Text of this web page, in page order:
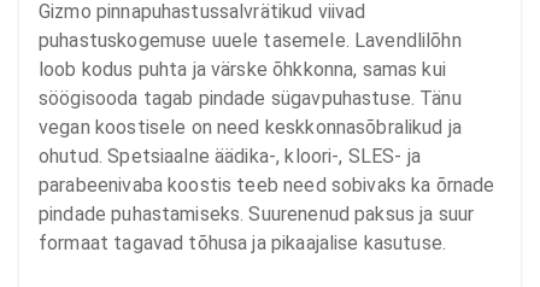
Gizmo pinnapuhastussalvrätikud viivad
puhastuskogemuse uuele tasemele. Lavendlilõhn
loob kodus puhta ja värske õhkkonna, samas kui
söögisooda tagab pindade sügavpuhastuse. Tänu
vegan koostisele on need keskkonnasõbralikud ja
ohutud. Spetsiaalne äädika-, kloori-, SLES- ja
parabeenivaba koostis teeb need sobivaks ka õrnade
pindade puhastamiseks. Suurenenud paksus ja suur
formaat tagavad tõhusa ja pikaajalise kasutuse.